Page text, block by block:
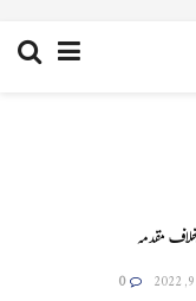
مقدمہ
0